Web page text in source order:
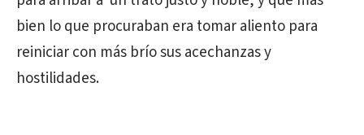
bien lo que procuraban era tomar aliento para
reiniciar con más brío sus acechanzas y
hostilidades.